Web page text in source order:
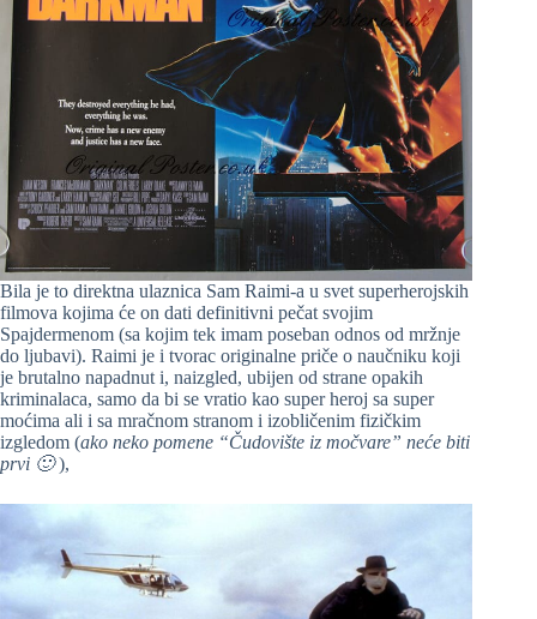
Bila je to direktna ulaznica Sam Raimi-a u svet superherojskih
filmova kojima će on dati definitivni pečat svojim
Spajdermenom (sa kojim tek imam poseban odnos od mržnje
do ljubavi). Raimi je i tvorac originalne priče o naučniku koji
je brutalno napadnut i, naizgled, ubijen od strane opakih
kriminalaca, samo da bi se vratio kao super heroj sa super
moćima ali i sa mračnom stranom i izobličenim fizičkim
izgledom (ako neko pomene “Čudovište iz močvare” neće biti
prvi 🙂),